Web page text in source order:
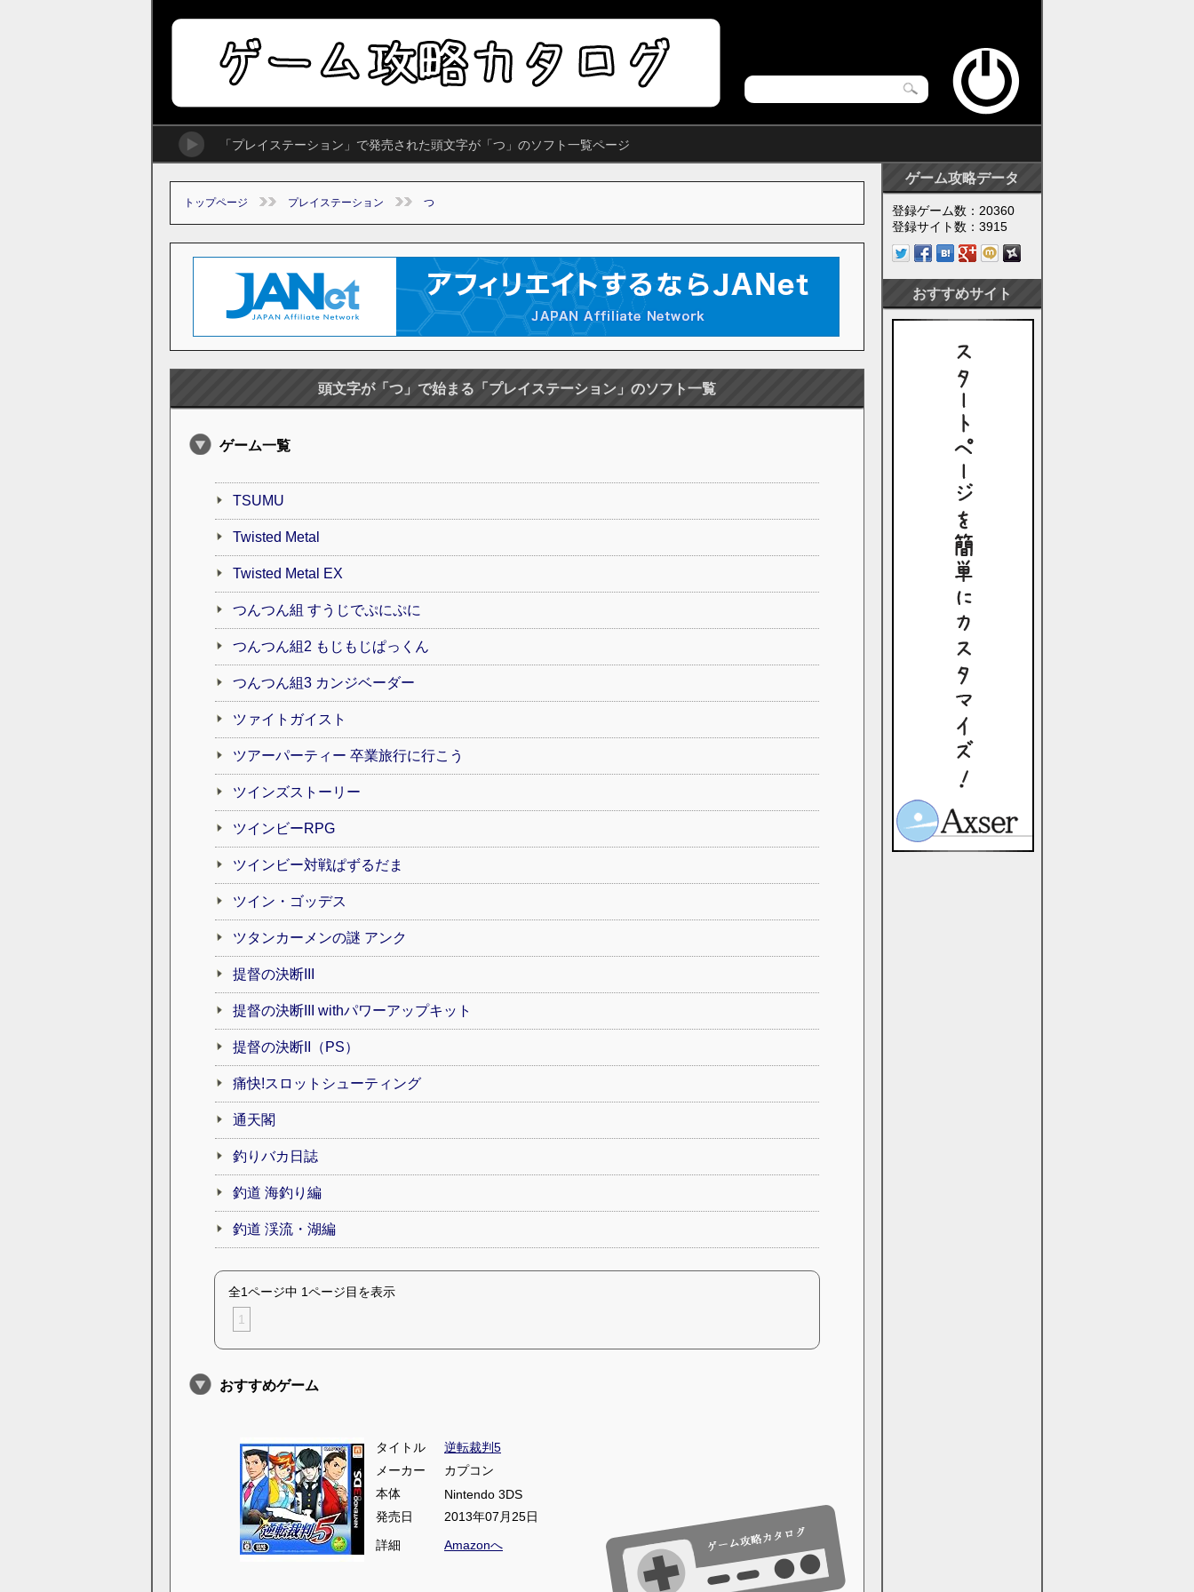
「プレイステーション」で発売された頭文字が「つ」のソフト一覧ページ
トップページ プレイステーション つ
頭文字が「つ」で始まる「プレイステーション」のソフト一覧
ゲーム一覧
TSUMU
Twisted Metal
Twisted Metal EX
つんつん組 すうじでぷにぷに
つんつん組2 もじもじぱっくん
つんつん組3 カンジベーダー
ツァイトガイスト
ツアーパーティー 卒業旅行に行こう
ツインズストーリー
ツインビーRPG
ツインビー対戦ぱずるだま
ツイン・ゴッデス
ツタンカーメンの謎 アンク
提督の決断III
提督の決断III withパワーアップキット
提督の決断II（PS）
痛快!スロットシューティング
通天閣
釣りバカ日誌
釣道 海釣り編
釣道 渓流・湖編
全1ページ中 1ページ目を表示
1
おすすめゲーム
タイトル
逆転裁判5
メーカー
カプコン
本体
Nintendo 3DS
発売日
2013年07月25日
詳細
Amazonへ
ゲーム攻略データ
登録ゲーム数：20360
登録サイト数：3915
おすすめサイト